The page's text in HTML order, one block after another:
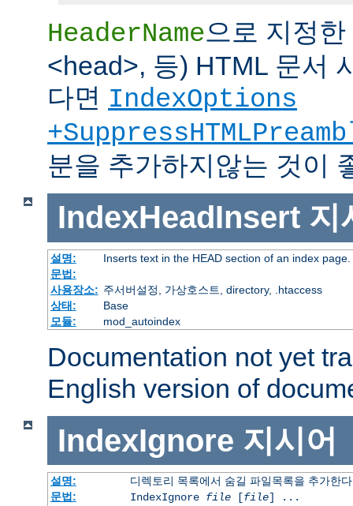
HeaderName으로 지정
<head>, 등) HTML 문서
다면 IndexOptions
분을 추가하지않는 것이
IndexHeadInsert 지
설명:
Inserts text in the HEAD section of an index page.
문법:
사용장소: 주서버설정, 가상호스트, directory, .htaccess
상태:
Base
모듈:
mod_autoindex
Documentation not yet
English version of
IndexIgnore 지시어
설명:
디렉토리 목록에서 숨길 파일목록을 추가한다
문법:
IndexIgnore file[file] ...